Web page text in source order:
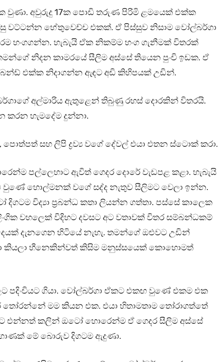
වුණා. අවුරුදු 17ක පොඩි තරුණ පිරිමි ළමයෙක් එක්ක
වට්ටන්න හේතුවෙච්ච එකක්. ඒ පිස්සුව නිසාම වෝල්බර්ගා
හංගගන්න. හැබැයි ඒක නිකම්ම හංග ගැනීමක් විතරක්
නිදන කාමරයේ සීලිම අස්සේ තියෙන පුංචි ඉඩක. ඒ
එක්ක නිදාගන්න ඇඳට අඩි කිහිපයක් උඩින්.
අල්මාරිය ඇතුළෙන් තිබුණු රහස් දොරකින් විතරයි.
හැමදේම දුන්නා.
පොත්පත් සහ ලිපි ද්‍රව්‍ය වගේ දේවල් එයා එතන ස්ටොක් කරා.
පල්ලෙහාට ඇවිත් ගෙදර දොරේ වැඩපළ කළා. හැබැයි
වුණේ හොල්මනක් වගේ සද්ද නැතුව සීලිමට වෙලා ඉන්න.
විද්‍යා ප්‍රබන්ධ කතා ලියන්න ගත්තා. පස්සේ කාලෙක
වහලෙක් විදිහට දවසට අට වතාවක් විතර සම්බන්ධකම්
දැනගෙන හිටියේ නැහැ. තමන්ගේ ඔළුවට උඩින්
කියලා හීනෙකින්වත් කිසිම මනුස්සයෙක් කොහොමත්
පදිංචියට ගියා. වෝල්බර්ගා ඒකට එකඟ වුණේ එකම එක
මම කියන එක. එයා හිතාමතාම තෝරාගත්තේ
එන්නත් කලින් ඔටෝ හොරෙන්ම ඒ ගෙදර සීලිම අස්සේ
ගාණක් මේ බොරුව දිගටම ඇදුණා.